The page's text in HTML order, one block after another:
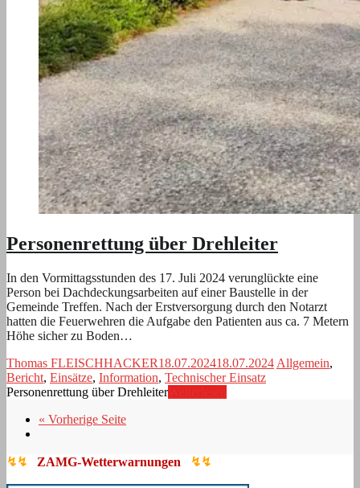
Personenrettung über Drehleiter
In den Vormittagsstunden des 17. Juli 2024 verunglückte eine
Person bei Dachdeckungsarbeiten auf einer Baustelle in der
Gemeinde Treffen. Nach der Erstversorgung durch den Notarzt
hatten die Feuerwehren die Aufgabe den Patienten aus ca. 7 Metern
Höhe sicher zu Boden…
Thomas FLEISCHHACKER18.07.202418.07.2024 Allgemein,
Bericht, Einsätze, Information, Technischer Einsatz
Personenrettung über Drehleiter
« Vorherige Seite
↯↯ ZAMG-Wetterwarnungen ↯↯